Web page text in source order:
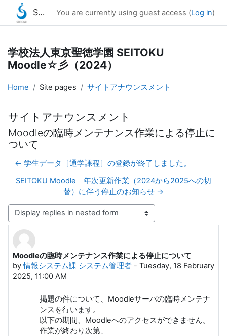
Skip to main content
SEITOKU Moodle☆彡（2024） You are currently using guest access (Log in)
学校法人東京聖徳学園 SEITOKU
Moodle☆彡（2024）
Home Site pages サイトアナウンスメント
サイトアナウンスメント
Moodleの臨時メンテナンス作業による停止に
ついて
← 学生データ［通学課程］の登録が終了しました。
SEITOKU Moodle 年次更新作業（2024から2025への切
替）に伴う停止のお知らせ →
Display mode
Moodleの臨時メンテナンス作業による停止について
by情報システム課 システム管理者 - Tuesday, 18 February
2025, 11:00 AM
Number of replies: 0
掲題の件について、Moodleサーバの臨時メンテナ
ンスを行います。
以下の期間、Moodleへのアクセスができません。
作業が終わり次第、